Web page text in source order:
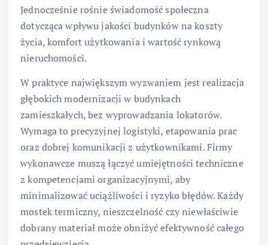
Jednocześnie rośnie świadomość społeczna
dotycząca wpływu jakości budynków na koszty
życia, komfort użytkowania i wartość rynkową
nieruchomości.
W praktyce największym wyzwaniem jest realizacja
głębokich modernizacji w budynkach
zamieszkałych, bez wyprowadzania lokatorów.
Wymaga to precyzyjnej logistyki, etapowania prac
oraz dobrej komunikacji z użytkownikami. Firmy
wykonawcze muszą łączyć umiejętności techniczne
z kompetencjami organizacyjnymi, aby
minimalizować uciążliwości i ryzyko błędów. Każdy
mostek termiczny, nieszczelność czy niewłaściwie
dobrany materiał może obniżyć efektywność całego